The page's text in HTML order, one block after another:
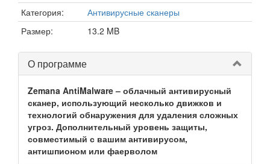
Категория:
Антивирусные сканеры
Размер:
13.2 MB
О программе
Zemana AntiMalware – облачный антивирусный
сканер, использующий несколько движков и
технологий обнаружения для удаления сложных
угроз. Дополнительный уровень защиты,
совместимый с вашим антивирусом,
антишпионом или фаерволом